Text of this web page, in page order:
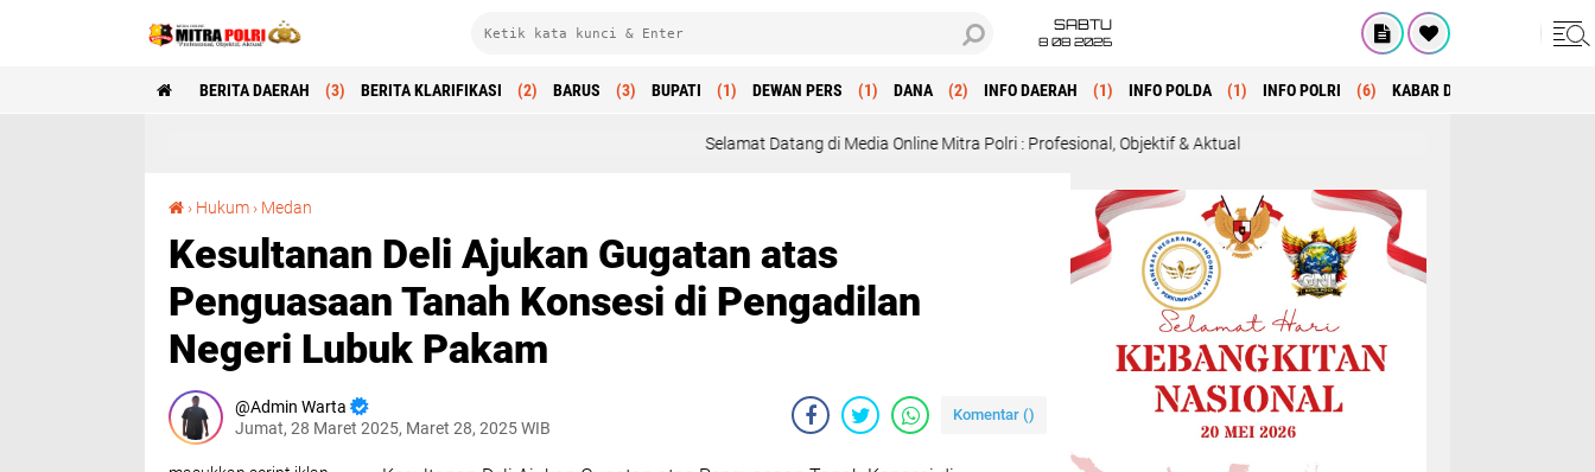
SABTU
8 08 2026
BERITA DAERAH (3) BERITA KLARIFIKASI (2) BARUS (3) BUPATI (1) DEWAN PERS (1) DANA (2) INFO DAERAH (1) INFO POLDA (1) INFO POLRI (6) KABAR DAERAH
Selamat Datang di Media Online Mitra Polri : Profesional, Objektif & Aktual
› Hukum › Medan
Kesultanan Deli Ajukan Gugatan atas
Penguasaan Tanah Konsesi di Pengadilan
Negeri Lubuk Pakam
Admin Warta
Jumat, 28 Maret 2025, Maret 28, 2025 WIB
Komentar ()